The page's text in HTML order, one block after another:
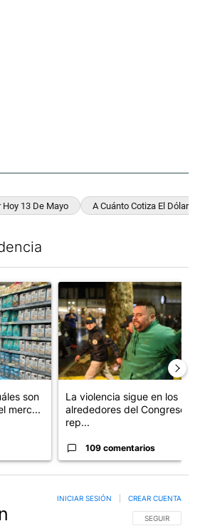
Hoy 13 De Mayo A Cuánto Cotiza El Dólar
con el título "Inflación y dólar: cuáles
son
merc...
Un artículo de tendencia con
La violencia sigue en los
alrededores del Congreso:
rep...
109 comentarios
SIGA ESTA
SEGUIR
INICIAR SESIÓN CREAR CUENTA